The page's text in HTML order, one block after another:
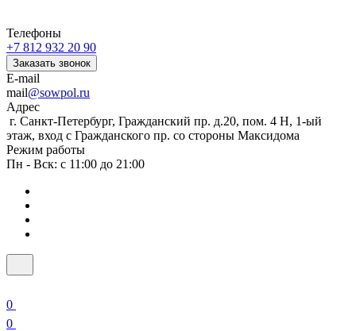
Телефоны
+7 812 932 20 90
Заказать звонок
E-mail
mail@sowpol.ru
Адрес
г. Санкт-Петербург, Гражданский пр. д.20, пом. 4 Н, 1-ый
этаж, вход с Гражданского пр. со стороны Максидома
Режим работы
Пн - Вск: с 11:00 до 21:00
0
0